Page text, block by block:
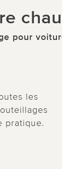
pour
les
pratique.